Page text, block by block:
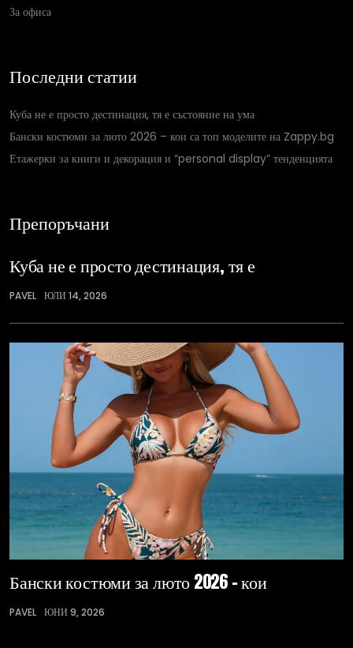
За офиса
Последни статии
Куба не е просто дестинация, тя е състояние на ума
Бански костюми за люто 2026 – кои са топ моделите на Zappy.bg
Етажерки за книги и декорация и “personal display” тенденцията
Препоръчани
Куба не е просто дестинация, тя е
PAVEL ЮЛИ 14, 2026
Бански костюми за люто 2026 – кои
PAVEL ЮНИ 9, 2026